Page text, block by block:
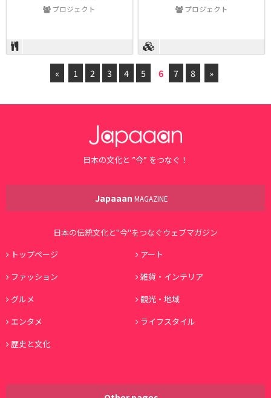
プロジェクト プロジェクト
« 1 2 3 4 5 6 7 8 »
日本の文化と ”今” をつなぐ！
Japaaan MAGAZINE
日本の伝統文化と"今"をつなぐウェブマガジン
トップページ
アート
ファッション
雑貨・インテリア
グルメ
観光・地域
エンタメ
ライフスタイル
歴史と文化